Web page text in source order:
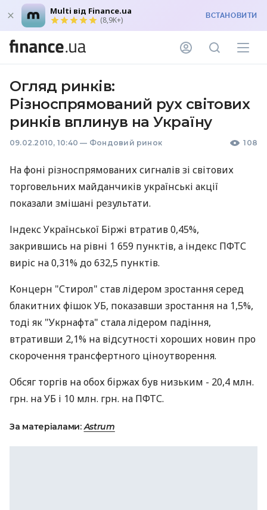
Multi від Finance.ua
(8,9K+) ВСТАНОВИТИ
Огляд ринків:
Різноспрямований рух світових
ринків вплинув на Україну
09.02.2010, 10:40 — Фондовий ринок 108
На фоні різноспрямованих сигналів зі світових
торговельних майданчиків українські акції
показали змішані результати.
Індекс Української Біржі втратив 0,45%,
закрившись на рівні 1 659 пунктів, а індекс ПФТС
виріс на 0,31% до 632,5 пунктів.
Концерн "Стирол" став лідером зростання серед
блакитних фішок УБ, показавши зростання на 1,5%,
тоді як "Укрнафта" стала лідером падіння,
втративши 2,1% на відсутності хороших новин про
скорочення трансфертного ціноутворення.
Обсяг торгів на обох біржах був низьким - 20,4 млн.
грн. на УБ і 10 млн. грн. на ПФТС.
За матеріалами:Astrum